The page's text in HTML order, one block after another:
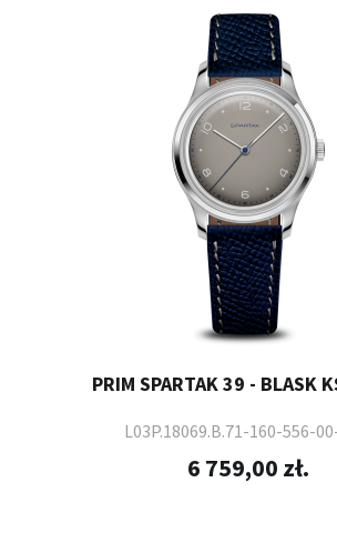
PRIM SPARTAK 39 - BLASK
L03P.18069.B.71-160-556-
6 759,00 zł.